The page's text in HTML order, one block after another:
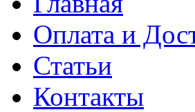
Оплата и
Статьи
Контакты